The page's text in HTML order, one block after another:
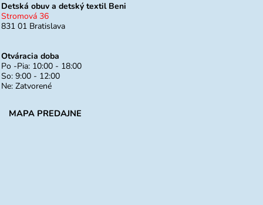
Detská obuv a detský textil Beni
Stromová 36
831 01 Bratislava
Otváracia doba
Po -Pia: 10:00 - 18:00
So: 9:00 - 12:00
Ne: Zatvorené
MAPA PREDAJNE